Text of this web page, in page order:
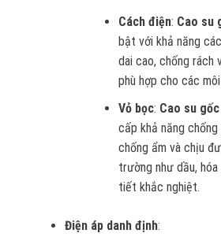
Cách điện: Cao su
bật với khả năng
dai cao, chống rách
phù hợp cho các
Vỏ bọc: Cao su
cấp khả năng chống
chống ẩm và chịu
trường như dầu,
tiết khắc nghiệt.
Điện áp danh định: